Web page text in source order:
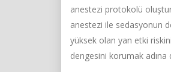
anestezi protokolü
anestezi ile sedasyonun
yüksek olan yan etki
dengesini korumak adına